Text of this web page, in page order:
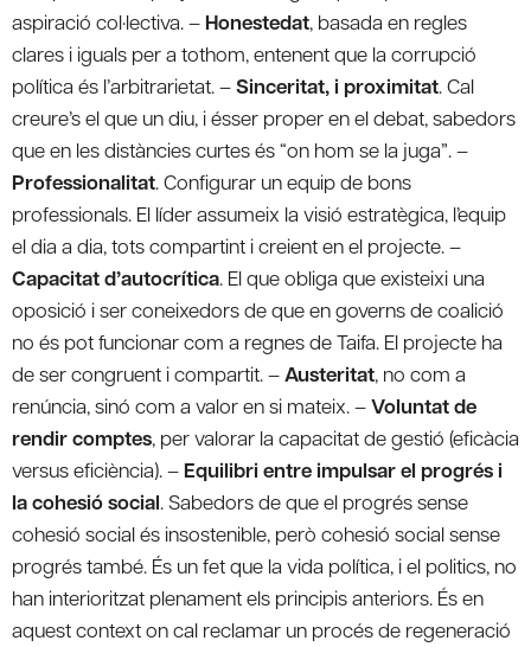
aspiració col·lectiva. – Honestedat, basada en regles
clares i iguals per a tothom, entenent que la corrupció
política és l’arbitrarietat. –Sinceritat, i proximitat. Cal
creure’s el que un diu, i ésser proper en el debat, sabedors
que en les distàncies curtes és “on hom se la juga”. –
Professionalitat. Configurar un equip de bons
professionals. El líder assumeix la visió estratègica, l’equip
el dia a dia, tots compartint i creient en el projecte. –
Capacitat d’autocrítica. El que obliga que existeixi una
oposició i ser coneixedors de que en governs de coalició
no és pot funcionar com a regnes de Taifa. El projecte ha
de ser congruent i compartit. –Austeritat, no com a
renúncia, sinó com a valor en si mateix. –Voluntat de
rendir comptes, per valorar la capacitat de gestió (eficàcia
versus eficiència). – Equilibri entre impulsar el progrés i
la cohesió social. Sabedors de que el progrés sense
cohesió social és insostenible, però cohesió social sense
progrés també. És un fet que la vida política, i el politics, no
han interioritzat plenament els principis anteriors. És en
aquest context on cal reclamar un procés de regeneració